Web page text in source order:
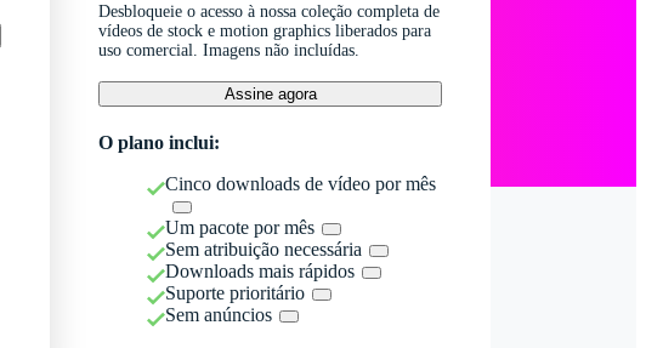
Desbloqueie o acesso à nossa coleção completa de
vídeos de stock e motion graphics liberados para
uso comercial. Imagens não incluídas.
Assine agora
O plano inclui:
Cinco downloads de vídeo por mês
Um pacote por mês
Sem atribuição necessária
Downloads mais rápidos
Suporte prioritário
Sem anúncios